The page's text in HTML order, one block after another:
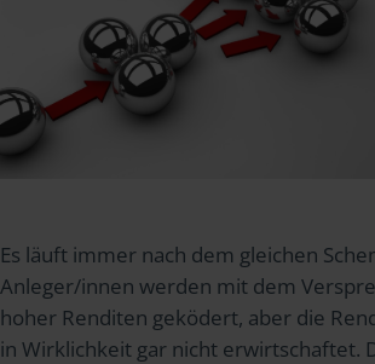
Es läuft immer nach dem gleichen
Anleger/innen werden mit dem
hoher Renditen geködert, aber die
in Wirklichkeit gar nicht erwirtschaftet.